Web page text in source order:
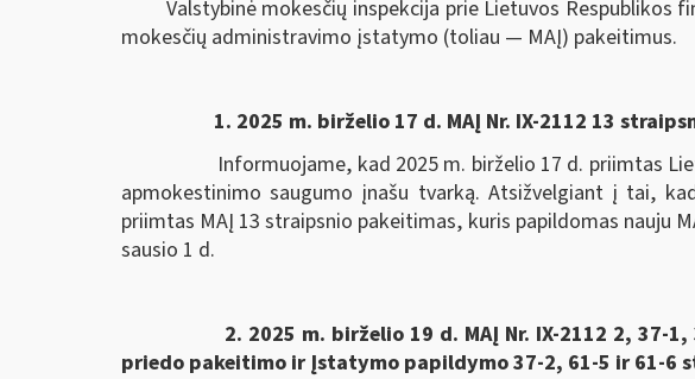
Valstybinė mokesčių inspekcija prie Lietuvos
mokesčių administravimo įstatymo (toliau — MAĮ) pakeitimus.
1. 2025 m. birželio 17 d. MAĮ Nr. IX-2112 13
Informuojame, kad 2025 m. birželio 17 d. priimtas
apmokestinimo saugumo įnašu tvarką. Atsižvelgiant į tai,
priimtas MAĮ 13 straipsnio pakeitimas, kuris papildomas nauju
sausio 1 d.
2. 2025 m. birželio 19 d. MAĮ Nr. IX-2112 2, 37-1,
priedo pakeitimo ir Įstatymo papildymo 37-2, 61-5 ir 61-6